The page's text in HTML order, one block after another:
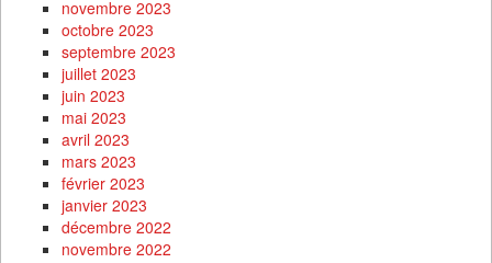
novembre 2023
octobre 2023
septembre 2023
juillet 2023
juin 2023
mai 2023
avril 2023
mars 2023
février 2023
janvier 2023
décembre 2022
novembre 2022